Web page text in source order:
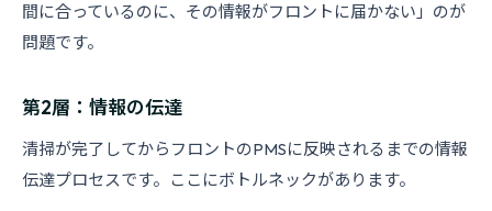
間に合っているのに、その情報がフロントに届かない」のが
問題です。
第2層：情報の伝達
清掃が完了してからフロントのPMSに反映されるまでの情報
伝達プロセスです。ここにボトルネックがあります。